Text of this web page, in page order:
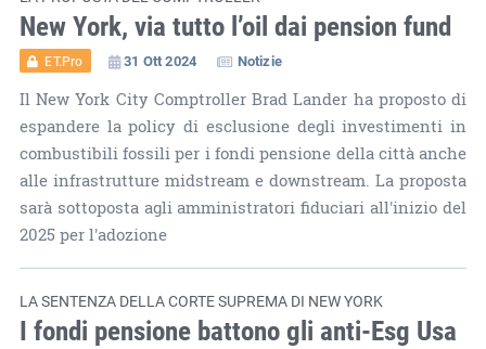
New York, via tutto l’oil dai pension fund
ET.Pro 31 Ott 2024 Notizie
Il New York City Comptroller Brad Lander ha proposto di
espandere la policy di esclusione degli investimenti in
combustibili fossili per i fondi pensione della città anche
alle infrastrutture midstream e downstream. La proposta
sarà sottoposta agli amministratori fiduciari all'inizio del
2025 per l'adozione
LA SENTENZA DELLA CORTE SUPREMA DI NEW YORK
I fondi pensione battono gli anti-Esg Usa